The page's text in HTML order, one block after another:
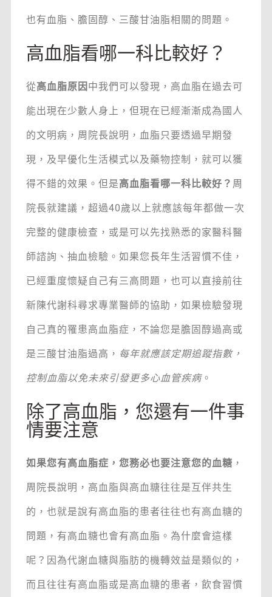
也有血脂、膽固醇、三酸甘油脂相關的問題。
高血脂看哪一科比較好？
從高血脂原因 中我們可以發現，高血脂在過去可
能出現在少數人身上，但現在已經漸漸成為國人
的文明病，周院長說明，血脂只要透過早期發
現，及早優化生活模式以及藥物控制，就可以獲
得不錯的效果。但是高血脂看哪一科比較好？ 周
院長就建議，超過40歲以上就應該每年都做一次
完整的健康檢查，或是可以先找熟悉的家醫科醫
師諮詢、抽血檢驗。如果您長年生活習慣不佳，
已經重度懷疑自己有三高問題，也可以直接前往
新陳代謝科尋求專業醫師的協助，如果檢驗發現
自己真的罹患高血脂症，不論您是膽固醇過高或
是三酸甘油脂過高， 每年就應該定期追蹤指數，
控制血脂以免未來引發更多心血管疾病。
除了高血脂，您還有一件事
情要注意
如果您有高血脂症，您務必也要注意您的血糖 ，
周院長說明，高血脂與高血糖往往是互伴共生
的，也就是說有高血脂的患者往往也有高血糖的
問題，有高血糖也會有高血脂。為什麼會這樣
呢？因為代謝血糖與脂肪的機轉效益是類似的，
而且往往有高血脂或是高血糖的患者，飲食習慣